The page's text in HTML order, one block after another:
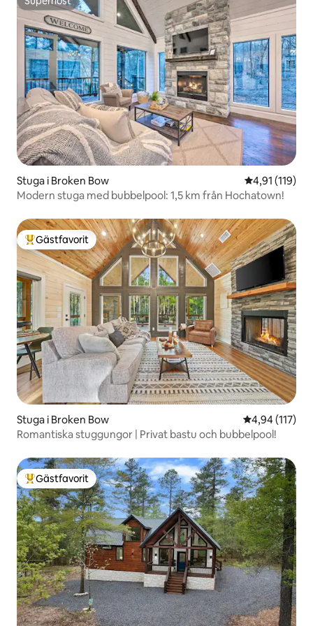
Superhost
Stuga i Broken Bow 4,91 av 5 i
4,91 (119)
Modern stuga med bubbelpool: 1,5 km från Hochatown!
Populär gästfavorit
Gästfavorit
Stuga i Broken Bow 4,94 av 5 i
4,94 (117)
Romantiska stuggungor | Privat bastu och bubbelpool!
Populär gästfavorit
Gästfavorit